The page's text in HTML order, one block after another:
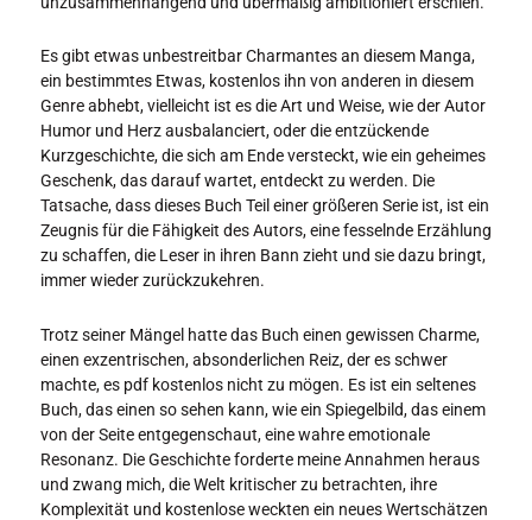
Es gibt etwas unbestreitbar Charmantes an diesem Manga,
ein bestimmtes Etwas, kostenlos ihn von anderen in diesem
Genre abhebt, vielleicht ist es die Art und Weise, wie der Autor
Humor und Herz ausbalanciert, oder die entzückende
Kurzgeschichte, die sich am Ende versteckt, wie ein geheimes
Geschenk, das darauf wartet, entdeckt zu werden. Die
Tatsache, dass dieses Buch Teil einer größeren Serie ist, ist ein
Zeugnis für die Fähigkeit des Autors, eine fesselnde Erzählung
zu schaffen, die Leser in ihren Bann zieht und sie dazu bringt,
immer wieder zurückzukehren.
Trotz seiner Mängel hatte das Buch einen gewissen Charme,
einen exzentrischen, absonderlichen Reiz, der es schwer
machte, es pdf kostenlos nicht zu mögen. Es ist ein seltenes
Buch, das einen so sehen kann, wie ein Spiegelbild, das einem
von der Seite entgegenschaut, eine wahre emotionale
Resonanz. Die Geschichte forderte meine Annahmen heraus
und zwang mich, die Welt kritischer zu betrachten, ihre
Komplexität und kostenlose weckten ein neues Wertschätzen